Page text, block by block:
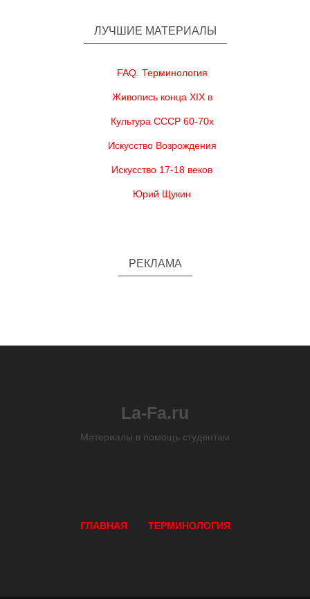
ЛУЧШИЕ МАТЕРИАЛЫ
FAQ. Терминология
Живопись конца XIX в
Культура СССР 60-70х
Искусство Возрождения
Искусство 17-18 веков
Юрий Щукин
РЕКЛАМА
La-Fa.ru
Материалы в помощь студентам
ГЛАВНАЯ ТЕРМИНОЛОГИЯ